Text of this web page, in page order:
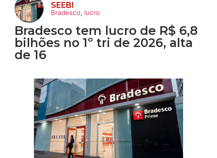
SEEBI
Bradesco, lucro
Bradesco tem lucro de R$ 6,8
bilhões no 1º tri de 2026, alta
de 16